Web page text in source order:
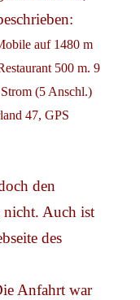
auf 1480 m
500 m. 9
(5 Anschl.)
47, GPS
den
nicht. Auch ist
des
Anfahrt war